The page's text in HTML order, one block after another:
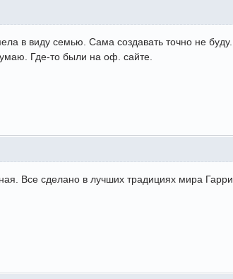
в виду семью. Сама создавать точно не буду.
Где-то были на оф. сайте.
Все сделано в лучших традициях мира Гарри